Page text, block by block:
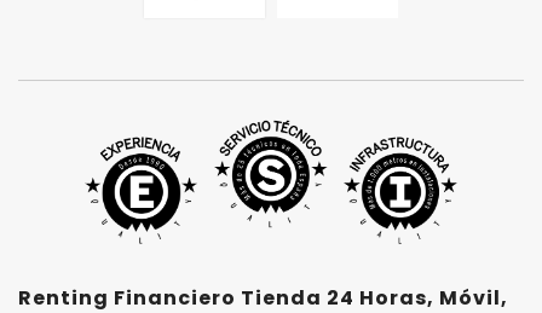
Renting Financiero Tienda 24 Horas, Móvil,